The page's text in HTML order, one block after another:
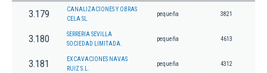
3.179
CANALIZACIONES Y OBRAS
CELA SL.
pequeña 3821
3.180
SERRERIA SEVILLA
SOCIEDAD LIMITADA.
pequeña 4613
3.181
EXCAVACIONES NAVAS
RUIZ S.L.
pequeña 4312